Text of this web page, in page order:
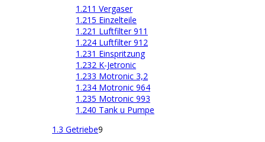
1.211 Vergaser
1.215 Einzelteile
1.221 Luftfilter 911
1.224 Luftfilter 912
1.231 Einspritzung
1.232 K-Jetronic
1.233 Motronic 3,2
1.234 Motronic 964
1.235 Motronic 993
1.240 Tank u Pumpe
1.3 Getriebe9